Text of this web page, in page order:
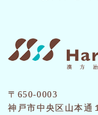
〒650-0003
神戸市中央区山本通